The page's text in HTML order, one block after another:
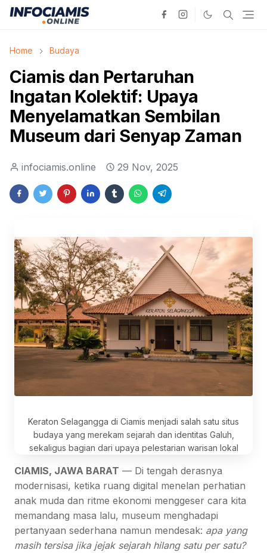
Home Budaya
Ciamis dan Pertaruhan
Ingatan Kolektif: Upaya
Menyelamatkan Sembilan
Museum dari Senyap Zaman
infociamis.online 29 Nov, 2025
Keraton Selagangga di Ciamis menjadi salah satu situs
budaya yang merekam sejarah dan identitas Galuh,
sekaligus bagian dari upaya pelestarian warisan lokal
CIAMIS, JAWA BARAT — Di tengah derasnya
modernisasi, ketika ruang digital menelan perhatian
anak muda dan ritme ekonomi menggeser cara kita
memandang masa lalu, museum menghadapi
pertanyaan sederhana namun mendesak: apa yang
masih tersisa jika jejak sejarah hilang satu per satu?